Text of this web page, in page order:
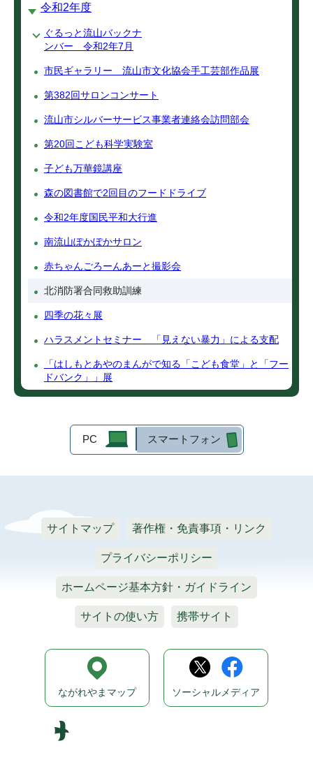
令和2年度
ぐるっと流山バックナ
ンバー 令和2年7月
市民ギャラリー 流山市文化協会手工芸部作品展
第382回サロンコンサート
流山市シルバーサービス事業者連絡会訪問部会
第20回こども科学実験室
子ども万華鏡講座
森の図書館で2回目のフードドライブ
令和2年度国民平和大行進
南流山ぽかぽかサロン
赤ちゃんごろーんあーと撮影会
北消防署合同救助訓練
四季の花々展
ハラスメントセミナー 「見えない暴力」による支配
「はしもとあやのまんがで知る「こども食堂」と「フー
ドバンク」」展
PC スマートフォン
サイトマップ 著作権・免責事項・リンク
プライバシーポリシー
ホームページ基本方針・ガイドライン
サイトの使い方 携帯サイト
ながれやまマップ ソーシャルメディア